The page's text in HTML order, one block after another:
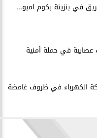
في بنزينة بكوم امبو...
الكهرباء في ظروف غامضة